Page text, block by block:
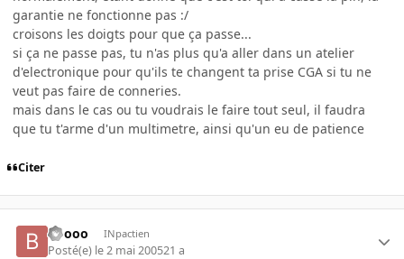
garantie ne fonctionne pas :/
croisons les doigts pour que ça passe...
si ça ne passe pas, tu n'as plus qu'a aller dans un atelier
d'electronique pour qu'ils te changent ta prise CGA si tu ne
veut pas faire de conneries.
mais dans le cas ou tu voudrais le faire tout seul, il faudra
que tu t'arme d'un multimetre, ainsi qu'un eu de patience
Citer
Boooo INpactien
Posté(e) le 2 mai 200521 a